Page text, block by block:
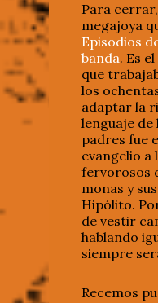
Para
megajoya
Episodios
banda. Es
que
los
adaptar la
lenguaje de
padres fue
evangelio
fervorosos
monas y
Hipólito.
de vestir
hablando
siempre
Recemos